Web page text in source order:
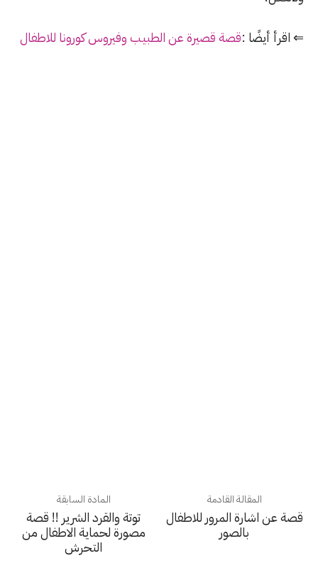
⇐ اقرأ أيضًا :قصة قصيرة عن الطبيب وفيروس كورونا للاطفال
المادة السابقة
توتة والقرد الشرير !! قصة
مصورة لحماية الاطفال من
التحرش
المقالة القادمة
قصة عن اشارة المرور للاطفال
بالصور